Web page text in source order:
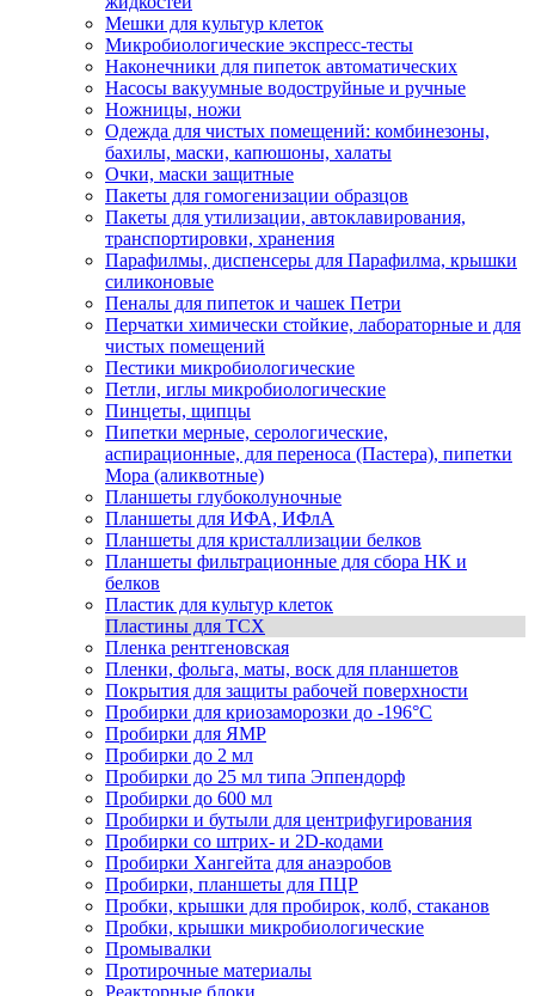
Мешки для культур клеток
Микробиологические экспресс-тесты
Наконечники для пипеток автоматических
Насосы вакуумные водоструйные и ручные
Ножницы, ножи
Одежда для чистых помещений: комбинезоны,
бахилы, маски, капюшоны, халаты
Очки, маски защитные
Пакеты для гомогенизации образцов
Пакеты для утилизации, автоклавирования,
транспортировки, хранения
Парафилмы, диспенсеры для Парафилма, крышки
силиконовые
Пеналы для пипеток и чашек Петри
Перчатки химически стойкие, лабораторные и для
чистых помещений
Пестики микробиологические
Петли, иглы микробиологические
Пинцеты, щипцы
Пипетки мерные, серологические,
аспирационные, для переноса (Пастера), пипетки
Мора (аликвотные)
Планшеты глубоколуночные
Планшеты для ИФА, ИФлА
Планшеты для кристаллизации белков
Планшеты фильтрационные для сбора НК и
белков
Пластик для культур клеток
Пластины для ТСХ
Пленка рентгеновская
Пленки, фольга, маты, воск для планшетов
Покрытия для защиты рабочей поверхности
Пробирки для криозаморозки до -196°С
Пробирки для ЯМР
Пробирки до 2 мл
Пробирки до 25 мл типа Эппендорф
Пробирки до 600 мл
Пробирки и бутыли для центрифугирования
Пробирки со штрих- и 2D-кодами
Пробирки Хангейта для анаэробов
Пробирки, планшеты для ПЦР
Пробки, крышки для пробирок, колб, стаканов
Пробки, крышки микробиологические
Промывалки
Протирочные материалы
Реакторные блоки